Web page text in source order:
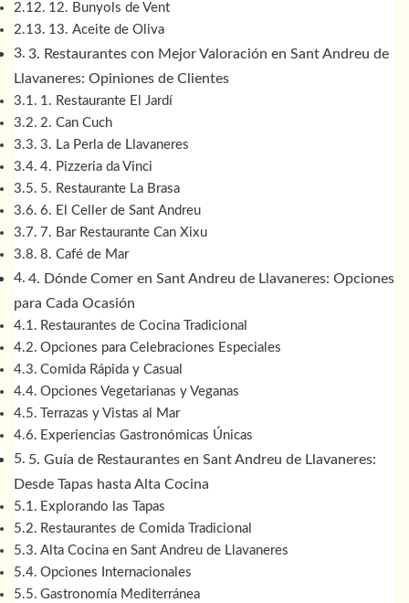
12. Bunyols de Vent
13. Aceite de Oliva
3. Restaurantes con Mejor Valoración en Sant Andreu de
Llavaneres: Opiniones de Clientes
1. Restaurante El Jardí
2. Can Cuch
3. La Perla de Llavaneres
4. Pizzeria da Vinci
5. Restaurante La Brasa
6. El Celler de Sant Andreu
7. Bar Restaurante Can Xixu
8. Café de Mar
4. Dónde Comer en Sant Andreu de Llavaneres: Opciones
para Cada Ocasión
Restaurantes de Cocina Tradicional
Opciones para Celebraciones Especiales
Comida Rápida y Casual
Opciones Vegetarianas y Veganas
Terrazas y Vistas al Mar
Experiencias Gastronómicas Únicas
5. Guía de Restaurantes en Sant Andreu de Llavaneres:
Desde Tapas hasta Alta Cocina
Explorando las Tapas
Restaurantes de Comida Tradicional
Alta Cocina en Sant Andreu de Llavaneres
Opciones Internacionales
Gastronomía Mediterránea